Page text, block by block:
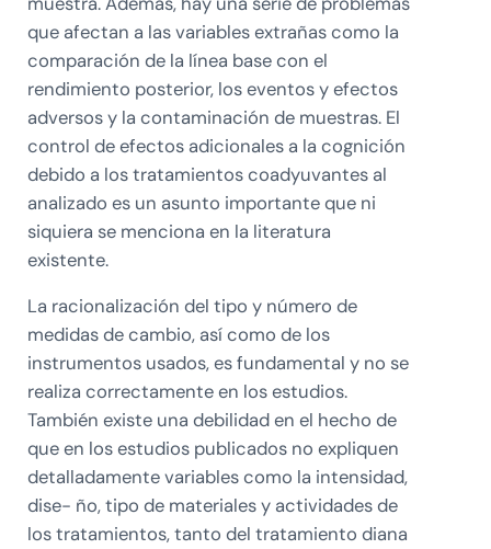
que afectan a las variables extrañas como la
comparación de la línea base con el
rendimiento posterior, los eventos y efectos
adversos y la contaminación de muestras. El
control de efectos adicionales a la cognición
debido a los tratamientos coadyuvantes al
analizado es un asunto importante que ni
siquiera se menciona en la literatura
existente.
La racionalización del tipo y número de
medidas de cambio, así como de los
instrumentos usados, es fundamental y no se
realiza correctamente en los estudios.
También existe una debilidad en el hecho de
que en los estudios publicados no expliquen
detalladamente variables como la intensidad,
dise- ño, tipo de materiales y actividades de
los tratamientos, tanto del tratamiento diana